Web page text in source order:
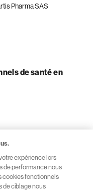
Pharma SAS
de santé en
expérience lors
de performance nous
cookies fonctionnels
de ciblage nous